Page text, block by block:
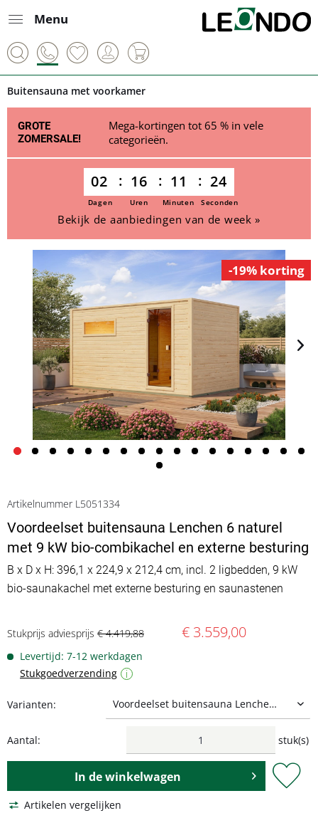
Menu
Buitensauna met voorkamer
GROTE
ZOMERSALE!
Mega-kortingen tot 65 % in vele
categorieën.
02 16 11 24
Dagen Uren Minuten Seconden
Bekijk de aanbiedingen van de week »
-19% korting
Artikelnummer L5051334
Voordeelset buitensauna Lenchen 6 naturel
met 9 kW bio-combikachel en externe besturing
B x D x H: 396,1 x 224,9 x 212,4 cm, incl. 2 ligbedden, 9 kW
bio-saunakachel met externe besturing en saunastenen
Stukprijs adviesprijs € 4.419,88 € 3.559,00
Levertijd: 7-12 werkdagen
Stukgoedverzending
i
Varianten:
Aantal: stuk(s)
In dewinkelwagen
Artikelen vergelijken